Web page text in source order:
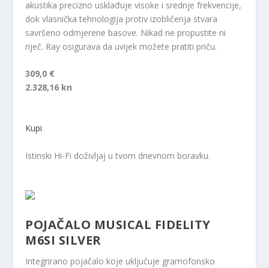
akustika precizno usklađuje visoke i srednje frekvencije,
dok vlasnička tehnologija protiv izobličenja stvara
savršeno odmjerene basove. Nikad ne propustite ni
riječ. Ray osigurava da uvijek možete pratiti priču.
309,0 €
2.328,16 kn
Kupi
Istinski Hi-Fi doživljaj u tvom dnevnom boravku.
POJAČALO MUSICAL FIDELITY
M6SI SILVER
Integrirano pojačalo koje uključuje gramofonsko